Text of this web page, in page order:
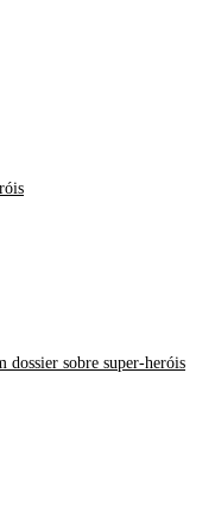
sobre super-heróis